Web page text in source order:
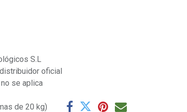
S.L
oficial
se aplica
de 20 kg)